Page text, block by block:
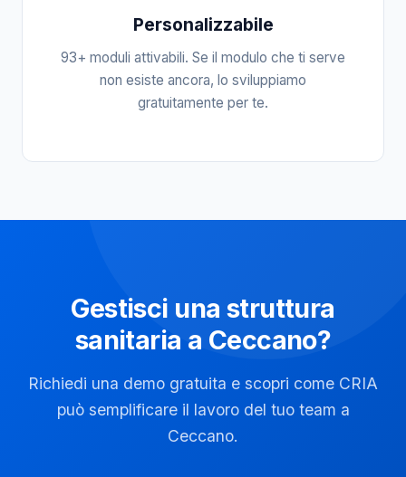
Personalizzabile
93+ moduli attivabili. Se il modulo che ti serve
non esiste ancora, lo sviluppiamo
gratuitamente per te.
Gestisci una struttura
sanitaria a Ceccano?
Richiedi una demo gratuita e scopri come CRIA
può semplificare il lavoro del tuo team a
Ceccano.